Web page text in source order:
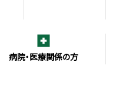
病院・医療関係の方